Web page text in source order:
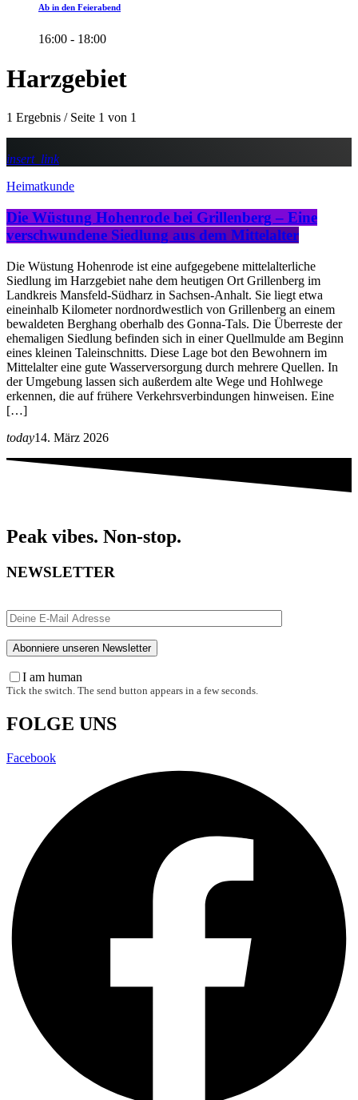
Ab in den Feierabend
16:00 - 18:00
Harzgebiet
1 Ergebnis / Seite 1 von 1
insert_link
Heimatkunde
Die Wüstung Hohenrode bei Grillenberg – Eine
verschwundene Siedlung aus dem Mittelalter
Die Wüstung Hohenrode ist eine aufgegebene mittelalterliche
Siedlung im Harzgebiet nahe dem heutigen Ort Grillenberg im
Landkreis Mansfeld-Südharz in Sachsen-Anhalt. Sie liegt etwa
eineinhalb Kilometer nordnordwestlich von Grillenberg an einem
bewaldeten Berghang oberhalb des Gonna-Tals. Die Überreste der
ehemaligen Siedlung befinden sich in einer Quellmulde am Beginn
eines kleinen Taleinschnitts. Diese Lage bot den Bewohnern im
Mittelalter eine gute Wasserversorgung durch mehrere Quellen. In
der Umgebung lassen sich außerdem alte Wege und Hohlwege
erkennen, die auf frühere Verkehrsverbindungen hinweisen. Eine
[…]
today14. März 2026
Peak vibes. Non-stop.
NEWSLETTER
I am human
Tick the switch. The send button appears in a few seconds.
FOLGE UNS
Facebook